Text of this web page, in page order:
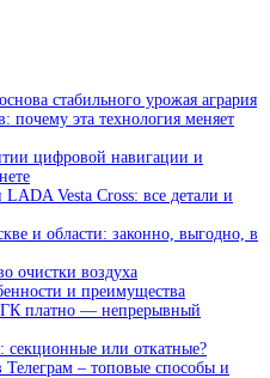
стабильного урожая агрария
почему эта технология меняет
цифровой навигации и
LADA Vesta Cross: все детали и
и области: законно, выгодно, в
очистки воздуха
и преимущества
платно — непрерывный
секционные или откатные?
– топовые способы и